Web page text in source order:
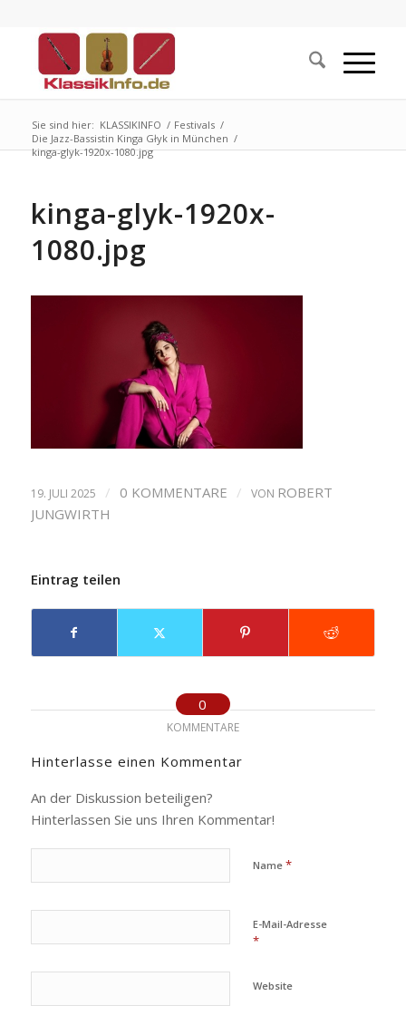
Sie sind hier: KLASSIKINFO / Festivals /
Die Jazz-Bassistin Kinga Głyk in München /
kinga-glyk-1920x-1080.jpg
kinga-glyk-1920x-
1080.jpg
19. JULI 2025 / 0 KOMMENTARE / VON ROBERT
JUNGWIRTH
Eintrag teilen
0
KOMMENTARE
Hinterlasse einen Kommentar
An der Diskussion beteiligen?
Hinterlassen Sie uns Ihren Kommentar!
Name *
E-Mail-Adresse
*
Website